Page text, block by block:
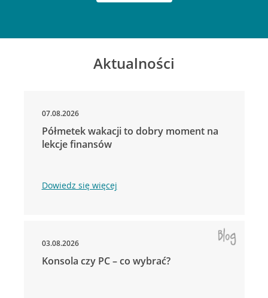
Aktualności
07.08.2026
Półmetek wakacji to dobry moment na
lekcje finansów
Dowiedz się więcej
03.08.2026
Konsola czy PC – co wybrać?